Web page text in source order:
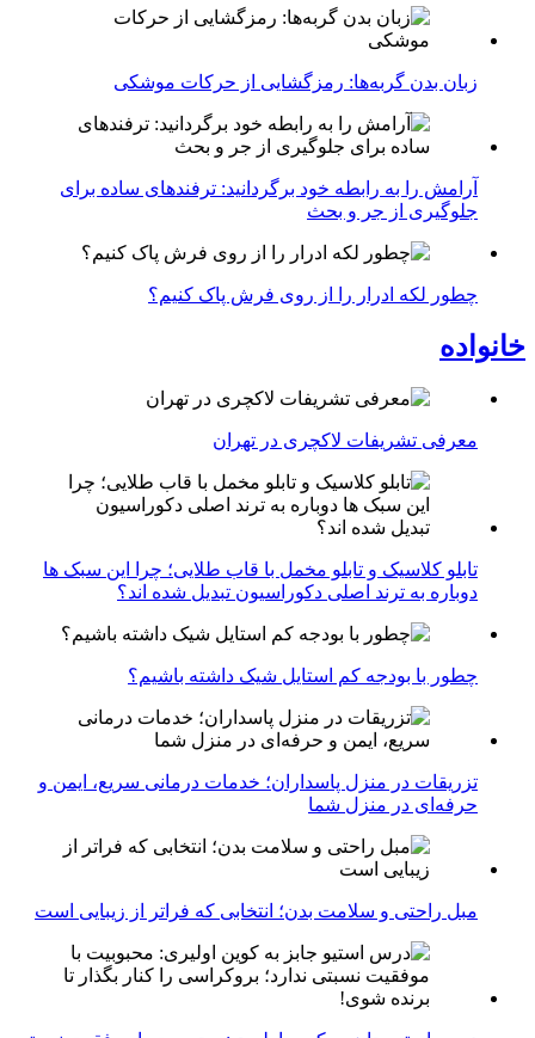
زبان بدن گربه‌ها: رمزگشایی از حرکات موشکی
آرامش را به رابطه خود برگردانید: ترفندهای ساده برای
جلوگیری از جر و بحث
چطور لکه ادرار را از روی فرش پاک کنیم؟
خانواده
معرفی تشریفات لاکچری در تهران
تابلو کلاسیک و تابلو مخمل با قاب طلایی؛ چرا این سبک ها
دوباره به ترند اصلی دکوراسیون تبدیل شده اند؟
چطور با بودجه کم استایل شیک داشته باشیم؟
تزریقات در منزل پاسداران؛ خدمات درمانی سریع، ایمن و
حرفه‌ای در منزل شما
مبل راحتی و سلامت بدن؛ انتخابی که فراتر از زیبایی است